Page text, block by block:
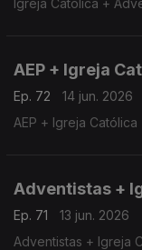
Igreja Católica +
AEP + Igreja
Ep. 72
14 jun. 2026
AEP + Igreja Católica
Adventistas +
Ep. 71
13 jun. 2026
Adventistas + Igreja